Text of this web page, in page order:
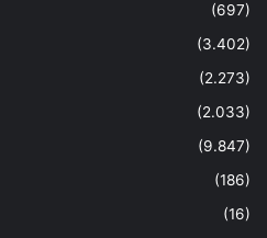
(697)
(3.402)
(2.273)
(2.033)
(9.847)
(186)
(16)